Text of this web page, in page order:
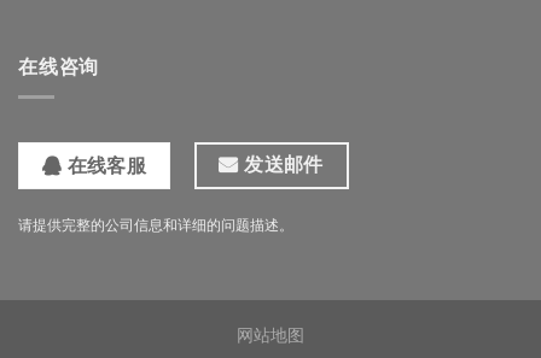
在线咨询
在线客服 发送邮件
请提供完整的公司信息和详细的问题描述。
网站地图